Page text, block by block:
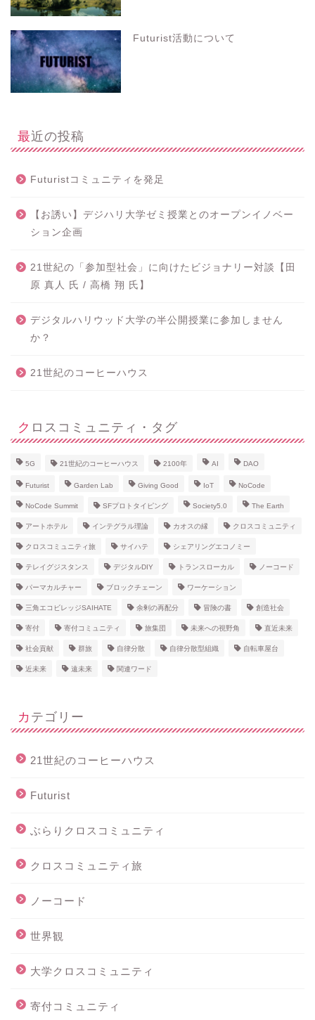
Futurist活動について
最近の投稿
Futuristコミュニティを発足
【お誘い】デジハリ大学ゼミ授業とのオープンイノベー
ション企画
21世紀の「参加型社会」に向けたビジョナリー対談【田
原 真人 氏 / 高橋 翔 氏】
デジタルハリウッド大学の半公開授業に参加しません
か？
21世紀のコーヒーハウス
クロスコミュニティ・タグ
5G 21世紀のコーヒーハウス 2100年 AI DAO
Futurist Garden Lab Giving Good IoT NoCode
NoCode Summit SFプロトタイピング Society5.0 The Earth
アートホテル インテグラル理論 カオスの縁 クロスコミュニティ
クロスコミュニティ旅 サイハテ シェアリングエコノミー
テレイグジスタンス デジタルDIY トランスローカル ノーコード
パーマカルチャー ブロックチェーン ワーケーション
三角エコビレッジSAIHATE 余剰の再配分 冒険の書 創造社会
寄付 寄付コミュニティ 旅集団 未来への視野角 直近未来
社会貢献 群旅 自律分散 自律分散型組織 自転車屋台
近未来 遠未来 関連ワード
カテゴリー
21世紀のコーヒーハウス
Futurist
ぶらりクロスコミュニティ
クロスコミュニティ旅
ノーコード
世界観
大学クロスコミュニティ
寄付コミュニティ